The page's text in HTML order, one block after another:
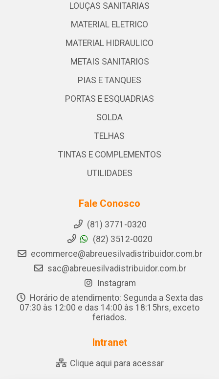
LOUÇAS SANITARIAS
MATERIAL ELETRICO
MATERIAL HIDRAULICO
METAIS SANITARIOS
PIAS E TANQUES
PORTAS E ESQUADRIAS
SOLDA
TELHAS
TINTAS E COMPLEMENTOS
UTILIDADES
Fale Conosco
(81) 3771-0320
(82) 3512-0020
ecommerce@abreuesilvadistribuidor.com.br
sac@abreuesilvadistribuidor.com.br
Instagram
Horário de atendimento: Segunda a Sexta das
07:30 às 12:00 e das 14:00 às 18:15hrs, exceto
feriados.
Intranet
Clique aqui para acessar